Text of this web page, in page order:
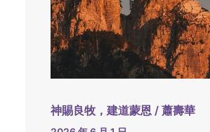
神賜良牧，建道蒙恩 / 蕭壽華